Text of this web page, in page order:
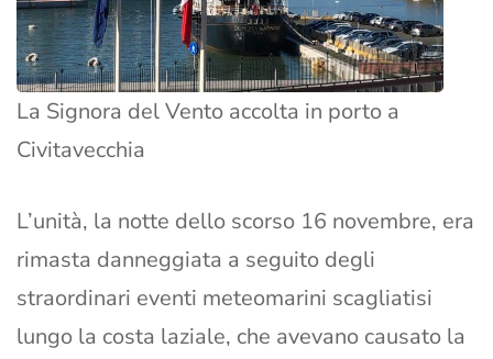
La Signora del Vento accolta in porto a
Civitavecchia
L’unità, la notte dello scorso 16 novembre, era
rimasta danneggiata a seguito degli
straordinari eventi meteomarini scagliatisi
lungo la costa laziale, che avevano causato la